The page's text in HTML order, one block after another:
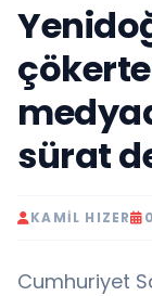
sürat
KAMIL HIZER
Cumhuriyet